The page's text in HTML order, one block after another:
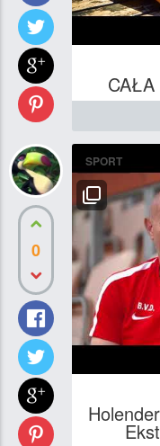
0
SPORT